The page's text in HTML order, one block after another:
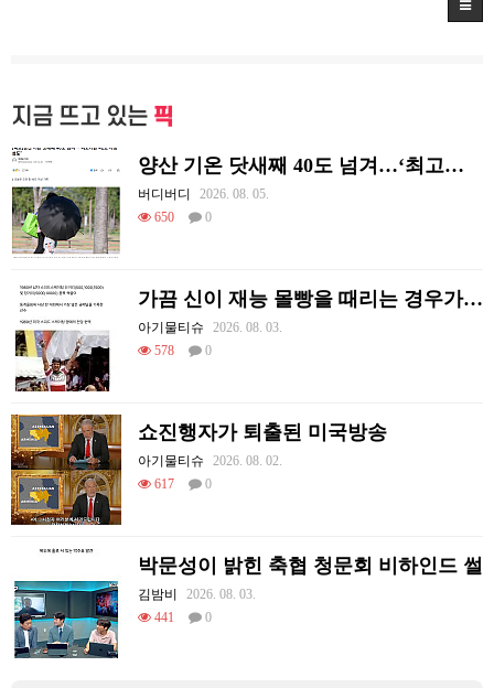
지금 뜨고 있는 픽
양산 기온 닷새째 40도 넘겨…‘최고기온 42도 가능성도’
버디버디
2026. 08. 05.
650
0
가끔 신이 재능 몰빵을 때리는 경우가 있음
아기물티슈
2026. 08. 03.
578
0
쇼진행자가 퇴출된 미국방송
아기물티슈
2026. 08. 02.
617
0
박문성이 밝힌 축협 청문회 비하인드 썰
김밤비
2026. 08. 03.
441
0